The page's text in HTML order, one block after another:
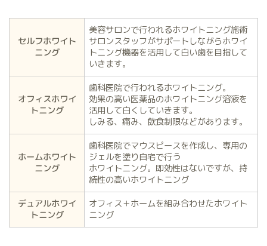
セルフホワイト
ニング
美容サロンで行われるホワイトニング施術
サロンスタッフがサポートしながらホワイ
トニング機器を活用して白い歯を目指して
いきます。
オフィスホワイ
トニング
歯科医院で行われるホワイトニング。
効果の高い医薬品のホワイトニング溶液を
活用して白くしていきます。
しみる、痛み、飲食制限などがあります。
ホームホワイト
ニング
歯科医院でマウスピースを作成し、専用の
ジェルを塗り自宅で行う
ホワイトニング。即効性はないですが、持
続性の高いホワイトニング
デュアルホワイ
トニング
オフィス＋ホームを組み合わせたホワイト
ニング